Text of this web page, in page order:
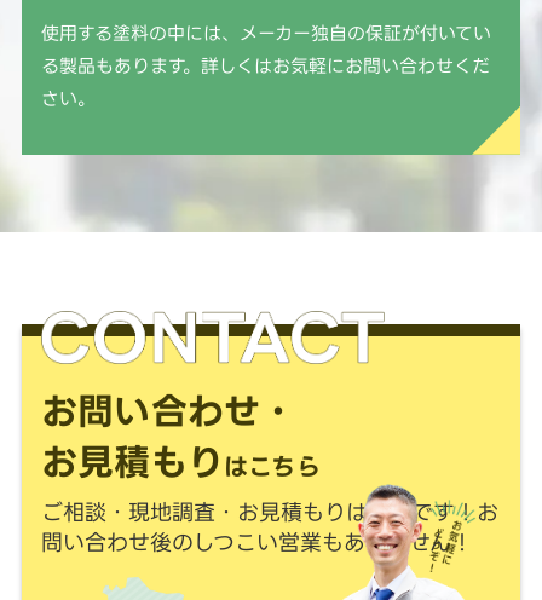
使用する塗料の中には、メーカー独自の保証が付いてい
る製品もあります。詳しくはお気軽にお問い合わせくだ
さい。
お問い合わせ・
お見積もり はこちら
ご相談・現地調査・お見積もりは無料です！ お
問い合わせ後のしつこい営業もありません！